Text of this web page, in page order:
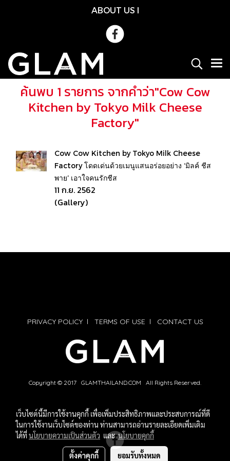
ABOUT US l
ค้นพบ 1 รายการ จากคำว่า"Cow Cow
Kitchen by Tokyo Milk Cheese
Factory"
Cow Cow Kitchen by Tokyo Milk Cheese
Factory โดดเด่นด้วยเมนูแสนอร่อยอย่าง ‘มิลค์ ชีส
พาย’ เอาใจคนรักชีส
11 ก.ย. 2562
(Gallery)
PRIVACY POLICYl TERMS OF USE l CONTACT US
Copyright © 2017 GLAMTHAILAND.COM All Rights Reserved.
เว็บไซต์นี้มีการใช้งานคุกกี้ เพื่อเพิ่มประสิทธิภาพและประสบการณ์ที่ดี
ในการใช้งานเว็บไซต์ของท่าน ท่านสามารถอ่านรายละเอียดเพิ่มเติม
ได้ที่นโยบายความเป็นส่วนตัว และนโยบายคุกกี้
ตั้งค่าคุกกี้ ยอมรับทั้งหมด